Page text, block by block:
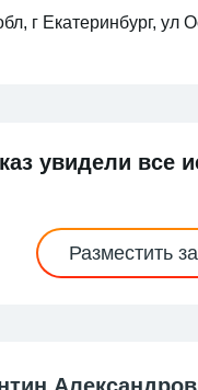
г Екатеринбург, ул
увидели все
Разместить